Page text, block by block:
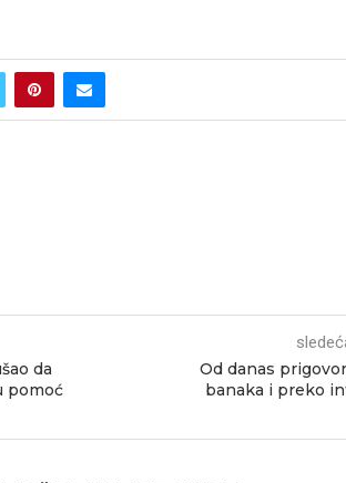
da
pomoć
Od danas
banaka i preko